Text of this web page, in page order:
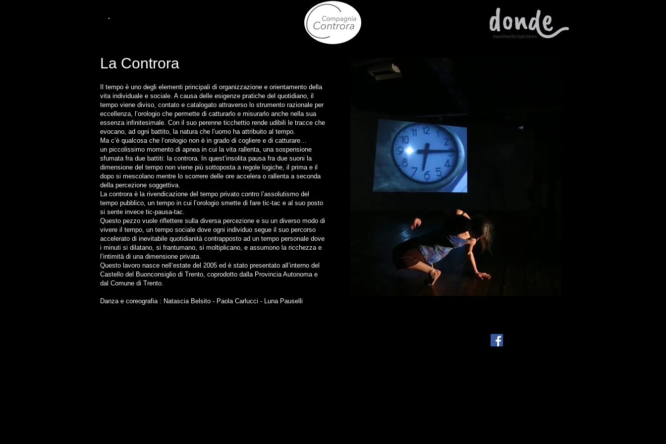
La Controra
Il tempo è uno degli elementi principali di organizzazione e orientamento della
vita individuale e sociale. A causa delle esigenze pratiche del quotidiano, il
tempo viene diviso, contato e catalogato attraverso lo strumento razionale per
eccellenza, l’orologio che permette di catturarlo e misurarlo anche nella sua
essenza infinitesimale. Con il suo perenne ticchettio rende udibili le tracce che
evocano, ad ogni battito, la natura che l’uomo ha attribuito al tempo.
Ma c’è qualcosa che l’orologio non è in grado di cogliere e di catturare…
un piccolissimo momento di apnea in cui la vita rallenta, una sospensione
sfumata fra due battiti: la controra. In quest’insolita pausa fra due suoni la
dimensione del tempo non viene più sottoposta a regole logiche, il prima e il
dopo si mescolano mentre lo scorrere delle ore accelera o rallenta a seconda
della percezione soggettiva.
La controra è la rivendicazione del tempo privato contro l’assolutismo del
tempo pubblico, un tempo in cui l’orologio smette di fare tic-tac e al suo posto
si sente invece tic-pausa-tac.
Questo pezzo vuole riflettere sulla diversa percezione e su un diverso modo di
vivere il tempo, un tempo sociale dove ogni individuo segue il suo percorso
accelerato di inevitabile quotidianità contrapposto ad un tempo personale dove
i minuti si dilatano, si frantumano, si moltiplicano, e assumono la ricchezza e
l’intimità di una dimensione privata.
Questo lavoro nasce nell’estate del 2005 ed è stato presentato all’interno del
Castello del Buonconsiglio di Trento, coprodotto dalla Provincia Autonoma e
dal Comune di Trento.
Danza e coreografia : Natascia Belsito - Paola Carlucci - Luna Pauselli